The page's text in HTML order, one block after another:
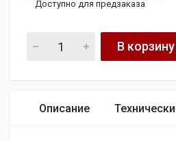
Доступно для предзаказа
Контрактный двигатель Audi
В корзину
Описание